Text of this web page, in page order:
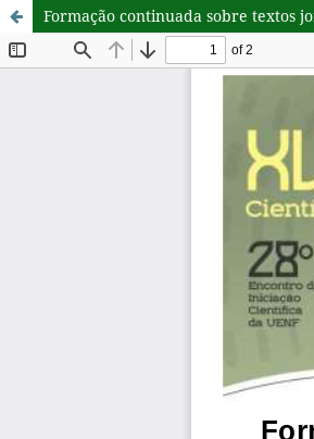
Formação continuada sobre textos